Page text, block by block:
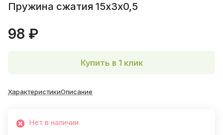
Пружина сжатия 15х3х0,5
98 ₽
Купить в 1 клик
ХарактеристикиОписание
Нет в наличии